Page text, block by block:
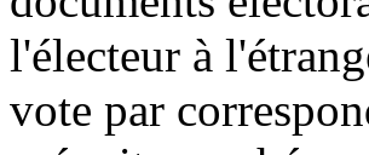
l'électeur à
vote par